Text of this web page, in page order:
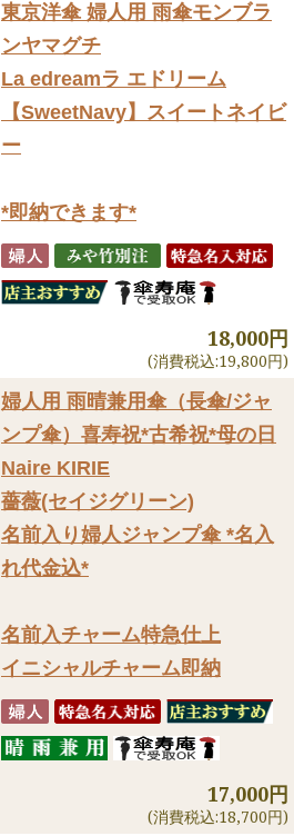
東京洋傘 婦人用 雨傘モンブラ
ンヤマグチ
La edreamラ エドリーム
【SweetNavy】スイートネイビ
ー
*即納できます*
18,000円
(消費税込:19,800円)
婦人用 雨晴兼用傘（長傘/ジャ
ンプ傘） 喜寿祝*古希祝*母の日
Naire KIRIE
薔薇(セイジグリーン)
名前入り婦人ジャンプ傘 *名入
れ代金込*
名前入チャーム特急仕上
イニシャルチャーム即納
17,000円
(消費税込:18,700円)